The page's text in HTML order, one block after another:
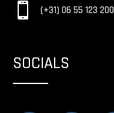
 (+31) 06 55 123 200
SOCIALS